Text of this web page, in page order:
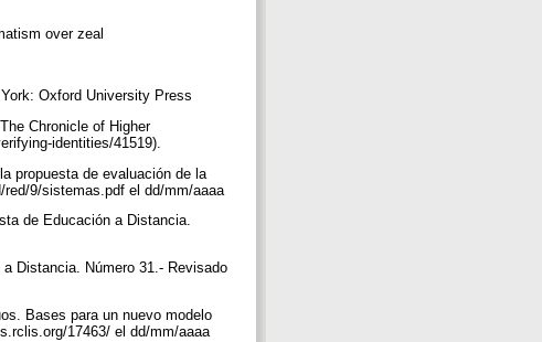
over zeal
Oxford University Press
Chronicle of Higher
identities/41519).
propuesta de evaluación de la
9/sistemas.pdf el dd/mm/aaaa
de Educación a Distancia.
Distancia. Número 31.- Revisado
Bases para un nuevo modelo
17463/ el dd/mm/aaaa